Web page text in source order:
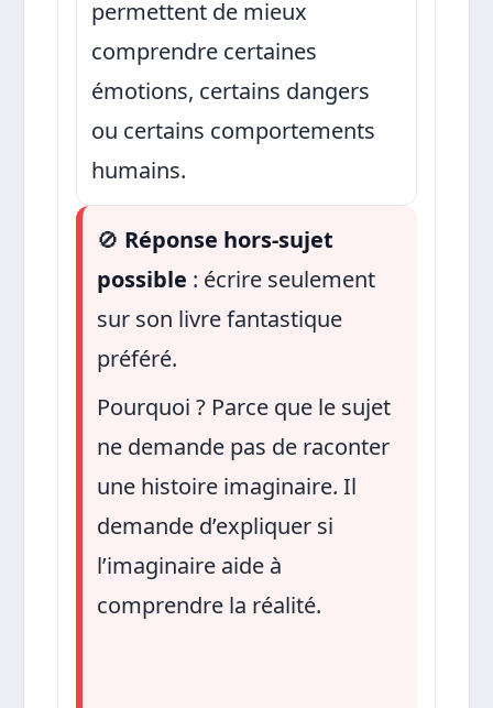
permettent de mieux
comprendre certaines
émotions, certains dangers
ou certains comportements
humains.
🚫 Réponse hors-sujet
possible : écrire seulement
sur son livre fantastique
préféré.
Pourquoi ? Parce que le sujet
ne demande pas de raconter
une histoire imaginaire. Il
demande d’expliquer si
l’imaginaire aide à
comprendre la réalité.